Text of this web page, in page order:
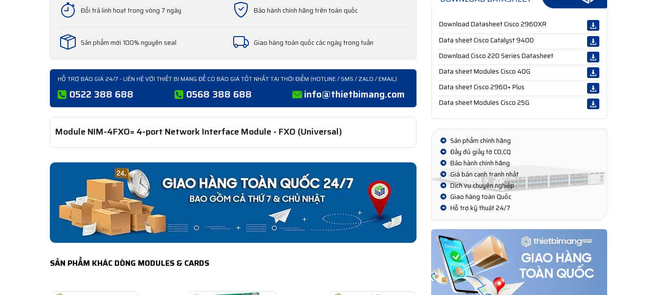
Đổi trả linh hoạt trong vòng 7 ngày Bảo hành chính hãng trên toàn quốc
Sản phẩm mới 100% nguyên seal Giao hàng toàn quốc các ngày trong tuần
HỖ TRỢ BÁO GIÁ 24/7 - LIÊN HỆ VỚI THIẾT BỊ MẠNG ĐỂ CÓ BÁO GIÁ TỐT NHẤT TẠI THỜI ĐIỂM (HOTLINE / SMS / ZALO / EMAIL)
0522 388 688 0568 388 688 info@thietbimang.com
Module NIM-4FXO= 4-port Network Interface Module - FXO (Universal)
SẢN PHẨM KHÁC DÒNG MODULES & CARDS
Download Datasheet Cisco 2960XR
Data sheet Cisco Catalyst 9400
Download Cisco 220 Series Datasheet
Data sheet Modules Cisco 40G
Data sheet Cisco 2960+ Plus
Data sheet Modules Cisco 25G
Sản phẩm chính hãng
Đầy đủ giấy tờ CO,CQ
Bảo hành chính hãng
Giá bán cạnh tranh nhất
Dịch vụ chuyên nghiệp
Giao hàng toàn Quốc
Hỗ trợ kỹ thuật 24/7